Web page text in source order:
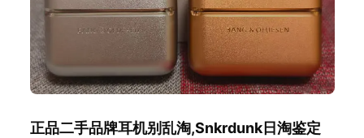
正品二手品牌耳机别乱淘,Snkrdunk日淘鉴定